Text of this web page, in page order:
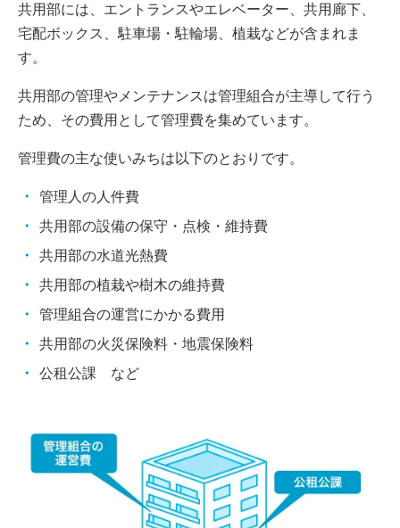
共用部には、エントランスやエレベーター、共用廊下、
宅配ボックス、駐車場・駐輪場、植栽などが含まれま
す。
共用部の管理やメンテナンスは管理組合が主導して行う
ため、その費用として管理費を集めています。
管理費の主な使いみちは以下のとおりです。
管理人の人件費
共用部の設備の保守・点検・維持費
共用部の水道光熱費
共用部の植栽や樹木の維持費
管理組合の運営にかかる費用
共用部の火災保険料・地震保険料
公租公課 など